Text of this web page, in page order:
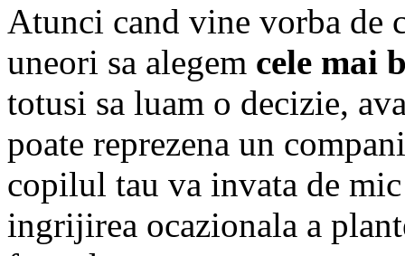
Atunci cand vine vorba de
uneori sa alegem cele mai
totusi sa luam o decizie,
poate reprezena un
copilul tau va invata de
ingrijirea ocazionala a